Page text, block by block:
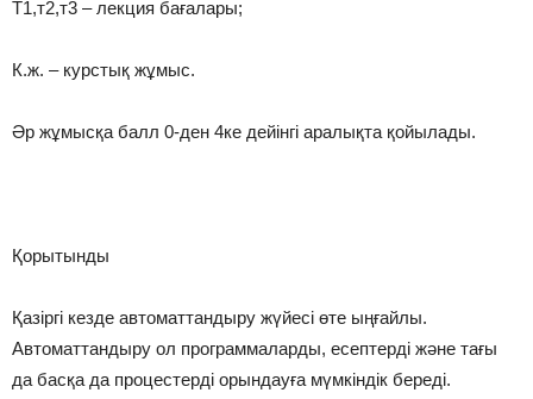
Т1,т2,т3 – лекция бағалары;
К.ж. – курстық жұмыс.
Әр жұмысқа балл 0-ден 4ке дейінгі аралықта қойылады.
Қорытынды
Қазіргі кезде автоматтандыру жүйесі өте ыңғайлы.
Автоматтандыру ол программаларды, есептерді және тағы
да басқа да процестерді орындауға мүмкіндік береді.